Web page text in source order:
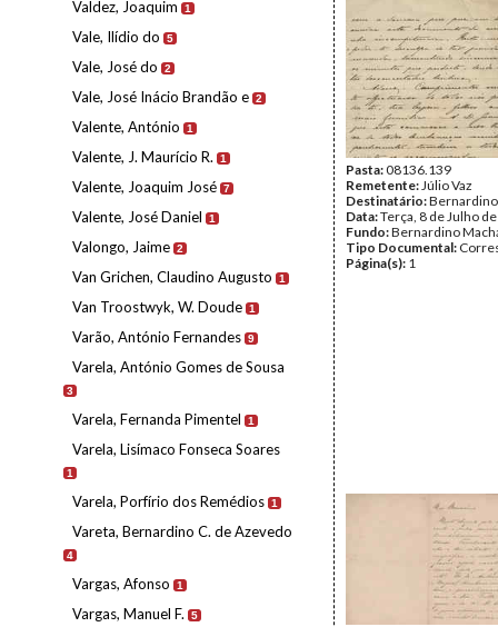
Valdez, Joaquim 1
Vale, Ilídio do 5
Vale, José do 2
Vale, José Inácio Brandão e 2
Valente, António 1
Valente, J. Maurício R. 1
Valente, Joaquim José 7
Valente, José Daniel 1
Valongo, Jaime 2
Van Grichen, Claudino Augusto 1
Van Troostwyk, W. Doude 1
Varão, António Fernandes 9
Varela, António Gomes de Sousa
3
Varela, Fernanda Pimentel 1
Varela, Lisímaco Fonseca Soares
1
Varela, Porfírio dos Remédios 1
Vareta, Bernardino C. de Azevedo
4
Vargas, Afonso 1
Vargas, Manuel F. 5
Pasta:08136.139
Remetente:Júlio Vaz
Destinatário:
Data:Terça, 8 de Julho
Fundo:Bernardino
Tipo Documental:
Página(s): 1